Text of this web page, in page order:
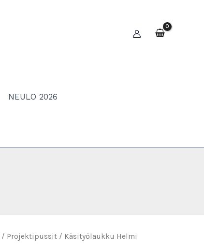
NEULO 2026
/ Projektipussit / Käsityölaukku Helmi